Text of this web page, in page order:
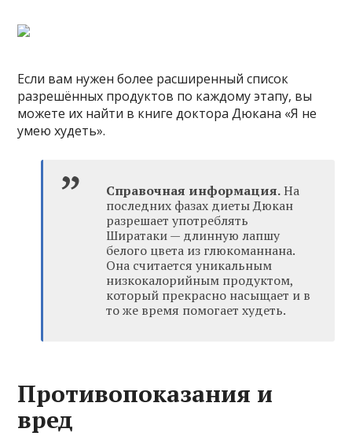
Если вам нужен более расширенный список
разрешённых продуктов по каждому этапу, вы
можете их найти в книге доктора Дюкана «Я не
умею худеть».
Справочная информация.На
последних фазах диеты Дюкан
разрешает употреблять
Ширатаки — длинную лапшу
белого цвета из глюкоманнана.
Она считается уникальным
низкокалорийным продуктом,
который прекрасно насыщает и в
то же время помогает худеть.
Противопоказания и
вред